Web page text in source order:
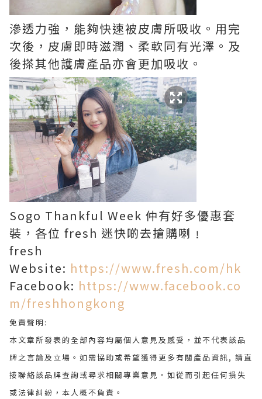
滲透力強，能夠快速被皮膚所吸收。用完
次後，皮膚即時滋潤、柔軟同有光澤。及
後搽其他護膚產品亦會更加吸收。
Sogo Thankful Week 仲有好多優惠套
裝，各位 fresh 迷快啲去搶購喇﹗
fresh
Website: https://www.fresh.com/hk
Facebook: https://www.facebook.co
m/freshhongkong
免責聲明:
本文章所發表的全部內容均屬個人意見及感受，並不代表該品
牌之言論及立場。 如需協助或希望獲得更多有關產品資訊, 請直
接聯絡該品牌查詢或尋求相關專業意見。 如從而引起任何損失
或法律糾紛，本人概不負責。